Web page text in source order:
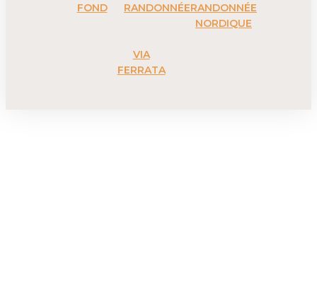
FOND
RANDONNÉERANDONNÉE
NORDIQUE
VIA
FERRATA